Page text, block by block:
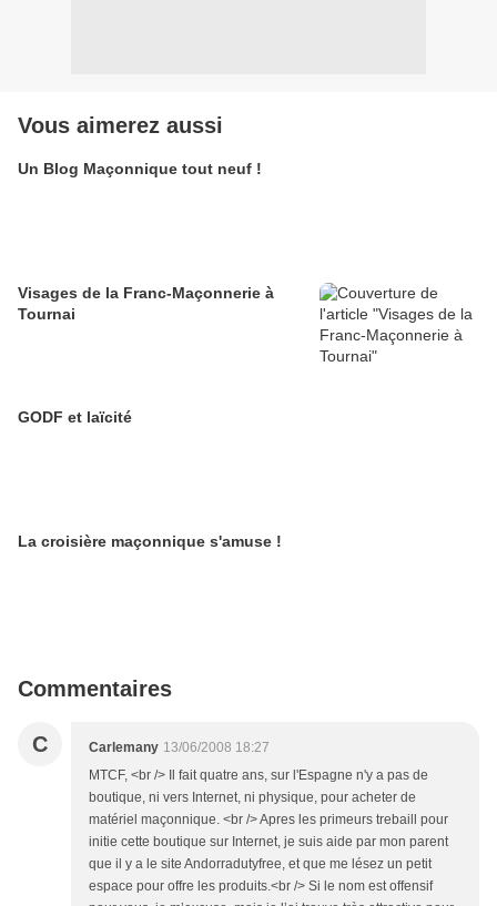
Vous aimerez aussi
Un Blog Maçonnique tout neuf !
Visages de la Franc-Maçonnerie à
Tournai
GODF et laïcité
La croisière maçonnique s'amuse !
Commentaires
C Carlemany 13/06/2008 18:27
MTCF, <br /> Il fait quatre ans, sur l'Espagne n'y a pas de
boutique, ni vers Internet, ni physique, pour acheter de
matériel maçonnique. <br /> Apres les primeurs trebaill pour
initie cette boutique sur Internet, je suis aide par mon parent
que il y a le site Andorradutyfree, et que me lésez un petit
espace pour offre les produits.<br /> Si le nom est offensif